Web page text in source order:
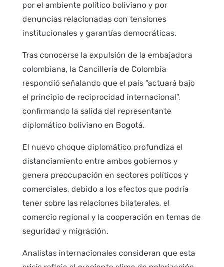
por el ambiente político boliviano y por
denuncias relacionadas con tensiones
institucionales y garantías democráticas.
Tras conocerse la expulsión de la embajadora
colombiana, la Cancillería de Colombia
respondió señalando que el país “actuará bajo
el principio de reciprocidad internacional”,
confirmando la salida del representante
diplomático boliviano en Bogotá.
El nuevo choque diplomático profundiza el
distanciamiento entre ambos gobiernos y
genera preocupación en sectores políticos y
comerciales, debido a los efectos que podría
tener sobre las relaciones bilaterales, el
comercio regional y la cooperación en temas de
seguridad y migración.
Analistas internacionales consideran que esta